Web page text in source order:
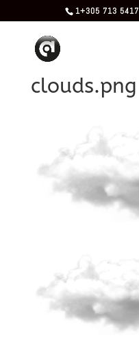
1+305 713 5417
clouds.png